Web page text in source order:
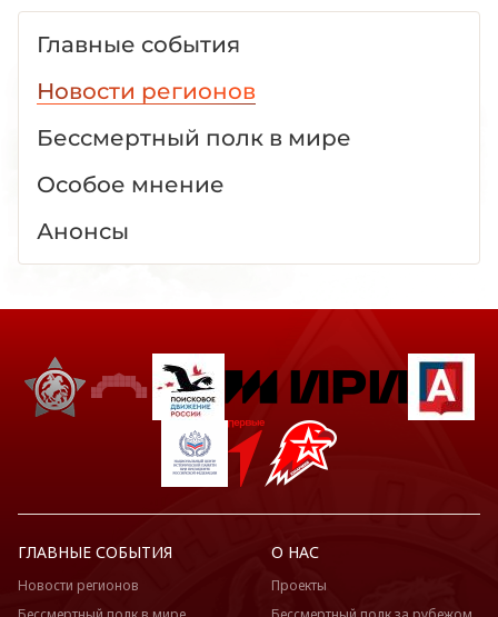
Главные события
Новости регионов
Бессмертный полк в мире
Особое мнение
Анонсы
ГЛАВНЫЕ СОБЫТИЯ
Новости регионов
О НАС
Проекты